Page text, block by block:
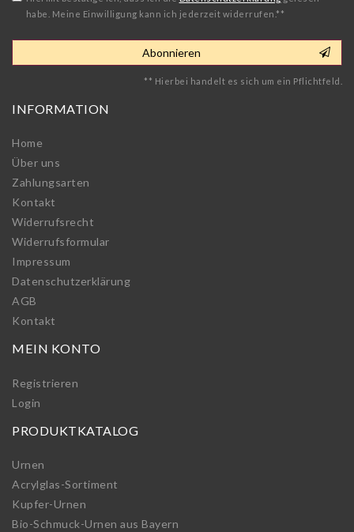
habe. Meine Einwilligung kann ich jederzeit widerrufen.**
Abonnieren
** Hierbei handelt es sich um ein Pflichtfeld.
INFORMATION
Home
Über uns
Zahlungsarten
Kontakt
Widerrufs­recht
Widerrufs­formular
Impressum
Daten­schutz­erklärung
AGB
Kontakt
MEIN KONTO
Registrieren
Login
PRODUKTKATALOG
Urnen
Acrylglas-Sortiment
Kupfer-Urnen
Bio-Schmuck-Urnen aus Bayern